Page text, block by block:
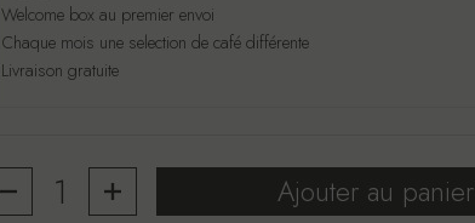
Welcome box au premier envoi
Chaque mois une selection de café différente
Livraison gratuite
Ajouter au panier